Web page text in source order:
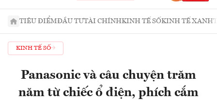
TIÊU ĐIỂMĐẦU TƯTÀI CHÍNHKINH TẾ SỐKINH TẾ XANH
KINH TẾ SỐ
Panasonic và câu chuyện trăm
năm từ chiếc ổ điện, phích cắm